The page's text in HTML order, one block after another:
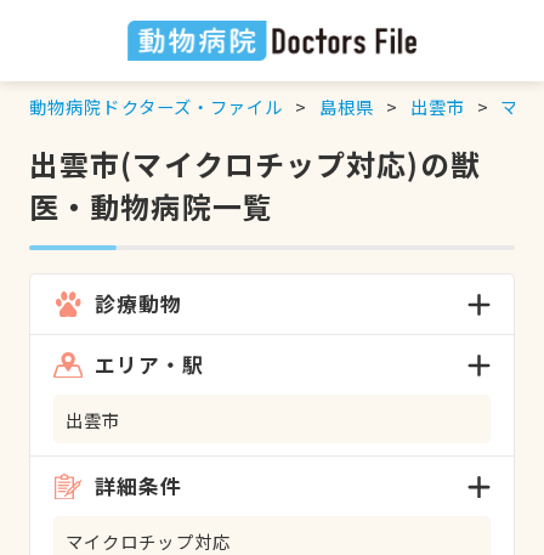
動物病院ドクターズ・ファイル 島根県 出雲市 マイ
出雲市(マイクロチップ対応)の獣
医・動物病院一覧
診療動物
エリア・駅
出雲市
詳細条件
マイクロチップ対応